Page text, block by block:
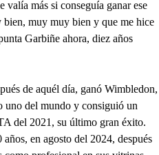
más si conseguía ganar ese
muy muy bien y que me hice
Garbiñe ahora, diez años
de aquél día, ganó Wimbledon,
uno del mundo y consiguió un
del 2021, su último gran éxito.
en agosto del 2024, después